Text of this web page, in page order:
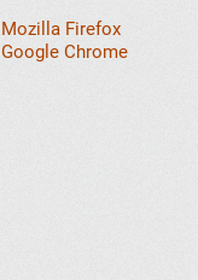
Mozilla Firefox
Google Chrome